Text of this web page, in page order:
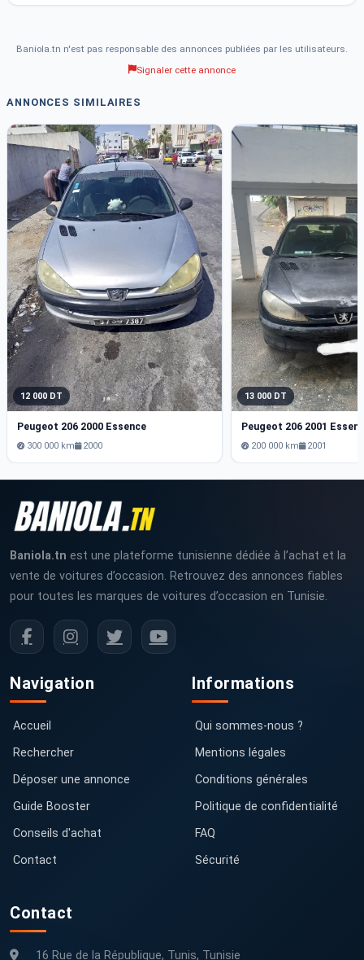
Baniola.tn n'est pas responsable des annonces publiées par les utilisateurs.
Signaler cette annonce
ANNONCES SIMILAIRES
12 000 DT
Peugeot 206 2000 Essence
300 000 km 2000
13 000 DT
Peugeot 206 2001
200 000 km 2001
Baniola.tn est une plateforme tunisienne dédiée à l’achat et la
vente de voitures d’occasion. Retrouvez des annonces fiables
pour toutes les marques de voitures d’occasion en Tunisie.
Navigation
Accueil
Rechercher
Déposer une annonce
Guide Booster
Conseils d'achat
Contact
Informations
Qui sommes-nous ?
Mentions légales
Conditions générales
Politique de confidentialité
FAQ
Sécurité
Contact
16 Rue de la République, Tunis, Tunisie